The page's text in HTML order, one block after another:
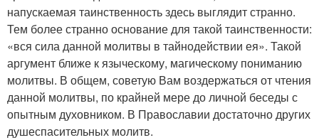
напускаемая таинственность здесь выглядит странно.
Тем более странно основание для такой таинственности:
«вся сила данной молитвы в тайнодействии ея». Такой
аргумент ближе к языческому, магическому пониманию
молитвы. В общем, советую Вам воздержаться от чтения
данной молитвы, по крайней мере до личной беседы с
опытным духовником. В Православии достаточно других
душеспасительных молитв.